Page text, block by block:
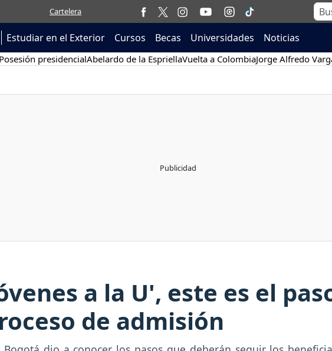
Cartelera
Estudiar en el Exterior Cursos Becas Universidades Noticias
Posesión presidencialAbelardo de la EspriellaVuelta a ColombiaJorge Alfredo
a la U', este es el
de admisión